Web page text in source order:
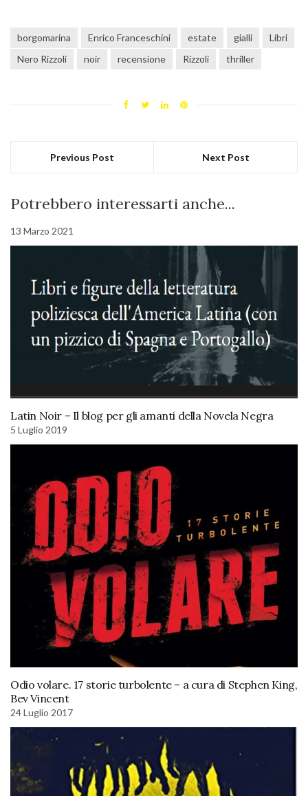
borgomarina Enrico Franceschini estate gialli
Libri
Nero Rizzoli
noir recensione Rizzoli thriller
Previous Post Next Post
Potrebbero interessarti anche...
13 Marzo 2021
Latin Noir – Il blog per gli amanti della Novela Negra
5 Luglio 2019
Odio volare. 17 storie turbolente – a cura di Stephen King,
Bev Vincent
24 Luglio 2017